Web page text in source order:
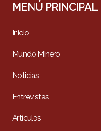
MENÚ PRINCIPAL
Inicio
Mundo Minero
Noticias
Entrevistas
Artículos